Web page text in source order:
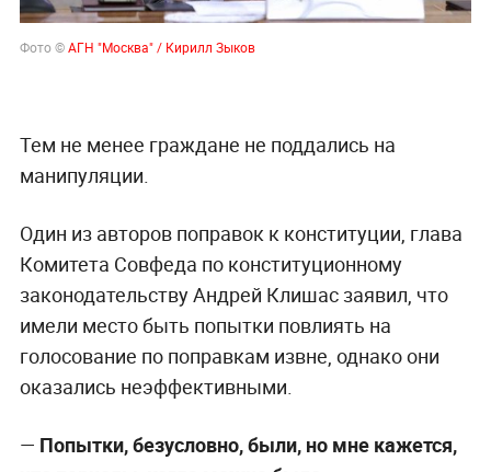
Фото ©АГН "Москва" / Кирилл Зыков
Тем не менее граждане не поддались на
манипуляции.
Один из авторов поправок к конституции, глава
Комитета Совфеда по конституционному
законодательству Андрей Клишас заявил, что
имели место быть попытки повлиять на
голосование по поправкам извне, однако они
оказались неэффективными.
— Попытки, безусловно, были, но мне кажется,